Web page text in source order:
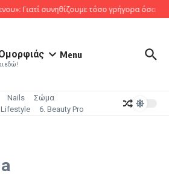
Γιατί συνηθίζουμε τόσο γρήγορα όσα
εδώ!
Menu
Nails
Σώμα
Lifestyle 6. Beauty Pro